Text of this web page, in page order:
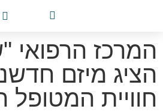
המרכז הרפואי
הציג מיזם
חוויית המטופל